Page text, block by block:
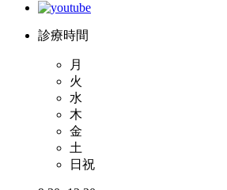
診療時間
月
火
水
木
金
土
日祝